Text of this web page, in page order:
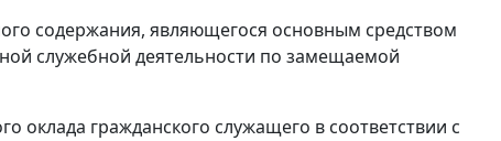
содержания, являющегося основным средством
служебной деятельности по замещаемой
оклада гражданского служащего в соответствии с